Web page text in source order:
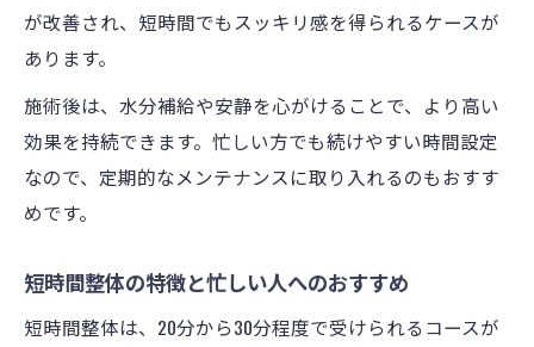
が改善され、短時間でもスッキリ感を得られるケースが
あります。
施術後は、水分補給や安静を心がけることで、より高い
効果を持続できます。忙しい方でも続けやすい時間設定
なので、定期的なメンテナンスに取り入れるのもおすす
めです。
短時間整体の特徴と忙しい人へのおすすめ
短時間整体は、20分から30分程度で受けられるコースが